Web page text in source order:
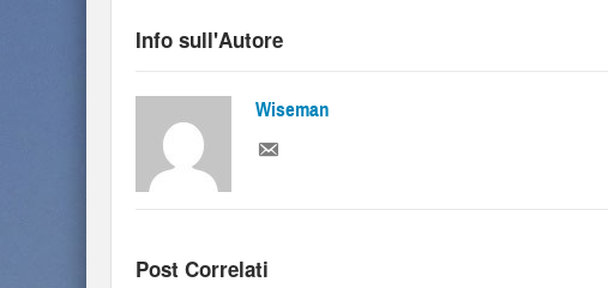
Info sull'Autore
Wiseman
Post Correlati